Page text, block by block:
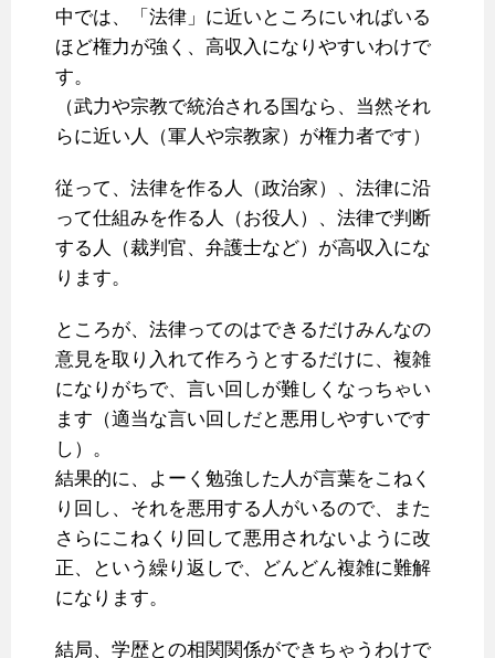
中では、「法律」に近いところにいればいる
ほど権力が強く、高収入になりやすいわけで
す。
（武力や宗教で統治される国なら、当然それ
らに近い人（軍人や宗教家）が権力者です）
従って、法律を作る人（政治家）、法律に沿
って仕組みを作る人（お役人）、法律で判断
する人（裁判官、弁護士など）が高収入にな
ります。
ところが、法律ってのはできるだけみんなの
意見を取り入れて作ろうとするだけに、複雑
になりがちで、言い回しが難しくなっちゃい
ます（適当な言い回しだと悪用しやすいです
し）。
結果的に、よーく勉強した人が言葉をこねく
り回し、それを悪用する人がいるので、また
さらにこねくり回して悪用されないように改
正、という繰り返しで、どんどん複雑に難解
になります。
結局、学歴との相関関係ができちゃうわけで